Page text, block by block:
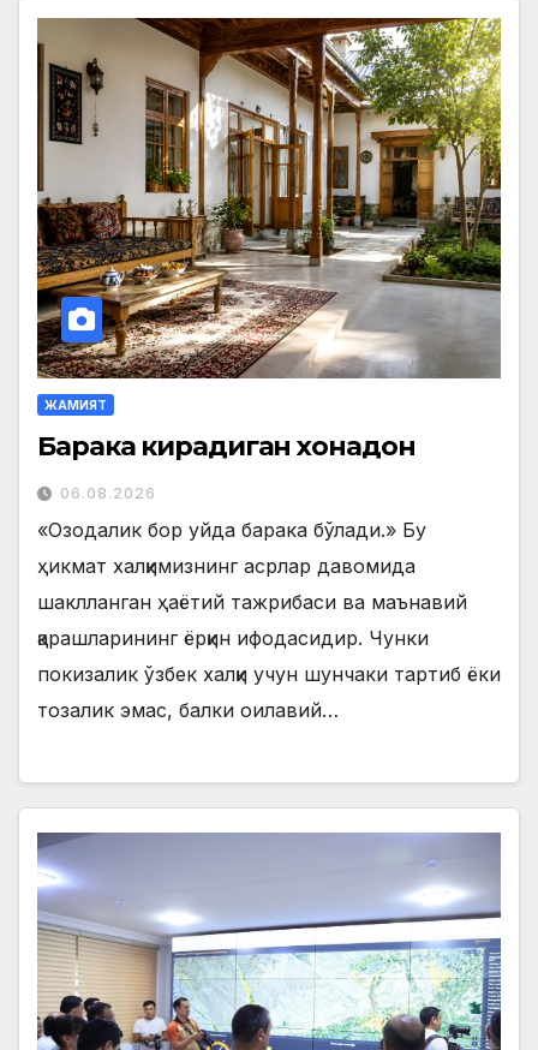
ЖАМИЯТ
Барака кирадиган хонадон
06.08.2026
«Озодалик бор уйда барака бўлади.» Бу
ҳикмат халқимизнинг асрлар давомида
шаклланган ҳаётий тажрибаси ва маънавий
қарашларининг ёрқин ифодасидир. Чунки
покизалик ўзбек халқи учун шунчаки тартиб ёки
тозалик эмас, балки оилавий…